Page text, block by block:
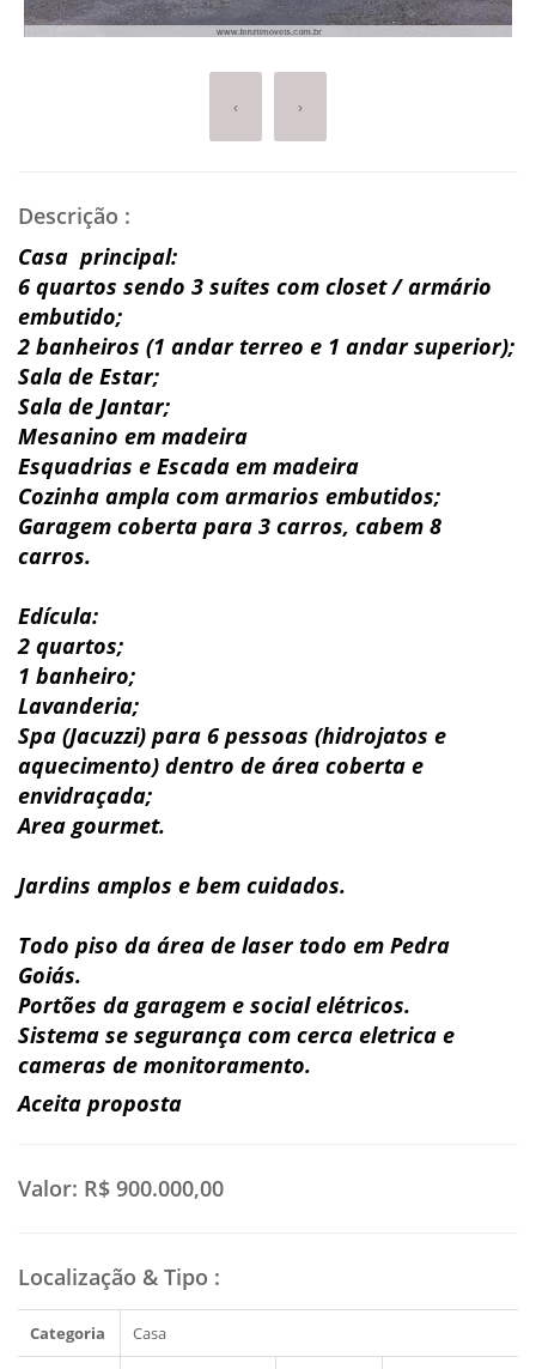
‹ ›
Descrição :
Casa principal:
6 quartos sendo 3 suítes com closet / armário
embutido;
2 banheiros (1 andar terreo e 1 andar superior);
Sala de Estar;
Sala de Jantar;
Mesanino em madeira
Esquadrias e Escada em madeira
Cozinha ampla com armarios embutidos;
Garagem coberta para 3 carros, cabem 8
carros.
Edícula:
2 quartos;
1 banheiro;
Lavanderia;
Spa (Jacuzzi) para 6 pessoas (hidrojatos e
aquecimento) dentro de área coberta e
envidraçada;
Area gourmet.
Jardins amplos e bem cuidados.
Todo piso da área de laser todo em Pedra
Goiás.
Portões da garagem e social elétricos.
Sistema se segurança com cerca eletrica e
cameras de monitoramento.
Aceita proposta
Valor: R$ 900.000,00
Localização & Tipo :
Categoria Casa